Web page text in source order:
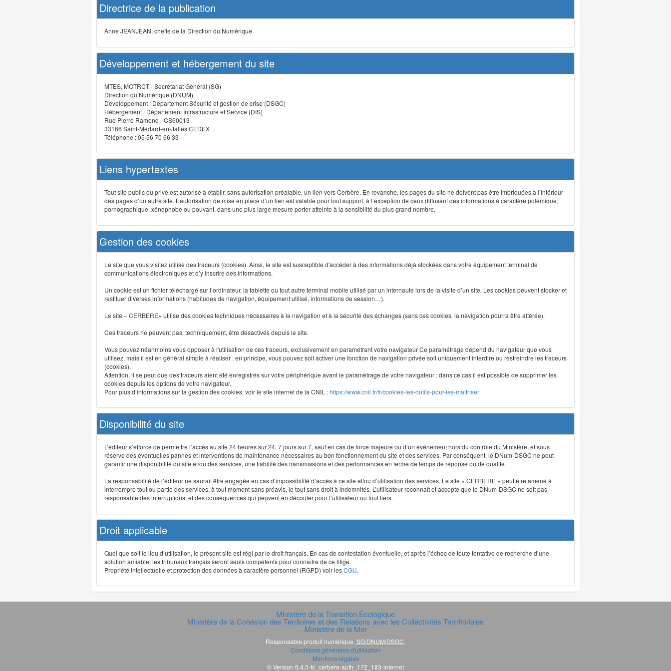
Directrice de la publication
Anne JEANJEAN, cheffe de la Direction du Numérique.
Développement et hébergement du site
MTES, MCTRCT - Secrétariat Général (SG)
Direction du Numérique (DNUM)
Développement : Département Sécurité et gestion de crise (DSGC)
Hébergement : Département Infrastructure et Service (DIS)
Rue Pierre Ramond - CS60013
33166 Saint-Médard-en-Jalles CEDEX
Téléphone : 05 56 70 66 33
Liens hypertextes
Tout site public ou privé est autorisé à établir, sans autorisation préalable, un lien vers Cerbère. En revanche, les pages du site ne doivent pas être imbriquées à l’intérieur
des pages d’un autre site. L’autorisation de mise en place d’un lien est valable pour tout support, à l’exception de ceux diffusant des informations à caractère polémique,
pornographique, xénophobe ou pouvant, dans une plus large mesure porter atteinte à la sensibilité du plus grand nombre.
Gestion des cookies
Le site que vous visitez utilise des traceurs (cookies). Ainsi, le site est susceptible d'accéder à des informations déjà stockées dans votre équipement terminal de
communications électroniques et d’y inscrire des informations.
Un cookie est un fichier téléchargé sur l’ordinateur, la tablette ou tout autre terminal mobile utilisé par un internaute lors de la visite d’un site. Les cookies peuvent stocker et
restituer diverses informations (habitudes de navigation, équipement utilisé, informations de session…).
Le site « CERBERE» utilise des cookies techniques nécessaires à la navigation et à la sécurité des échanges (sans ces cookies, la navigation pourra être altérée).
Ces traceurs ne peuvent pas, techniquement, être désactivés depuis le site.
Vous pouvez néanmoins vous opposer à l'utilisation de ces traceurs, exclusivement en paramétrant votre navigateur Ce paramétrage dépend du navigateur que vous
utilisez, mais il est en général simple à réaliser : en principe, vous pouvez soit activer une fonction de navigation privée soit uniquement interdire ou restreindre les traceurs
(cookies).
Attention, il se peut que des traceurs aient été enregistrés sur votre périphérique avant le paramétrage de votre navigateur : dans ce cas il est possible de supprimer les
cookies depuis les options de votre navigateur.
Pour plus d’informations sur la gestion des cookies, voir le site internet de la CNIL :https://www.cnil.fr/fr/cookies-les-outils-pour-les-maitriser
Disponibilité du site
L’éditeur s’efforce de permettre l’accès au site 24 heures sur 24, 7 jours sur 7, sauf en cas de force majeure ou d’un événement hors du contrôle du Ministère, et sous
réserve des éventuelles pannes et interventions de maintenance nécessaires au bon fonctionnement du site et des services. Par conséquent, le DNum-DSGC ne peut
garantir une disponibilité du site et/ou des services, une fiabilité des transmissions et des performances en terme de temps de réponse ou de qualité.
La responsabilité de l’éditeur ne saurait être engagée en cas d’impossibilité d’accès à ce site et/ou d’utilisation des services. Le site « CERBERE » peut être amené à
interrompre tout ou partie des services, à tout moment sans préavis, le tout sans droit à indemnités. L’utilisateur reconnaît et accepte que le DNum-DSGC ne soit pas
responsable des interruptions, et des conséquences qui peuvent en découler pour l’utilisateur ou tout tiers.
Droit applicable
Quel que soit le lieu d’utilisation, le présent site est régi par le droit français. En cas de contestation éventuelle, et après l’échec de toute tentative de recherche d’une
solution amiable, les tribunaux français seront seuls compétents pour connaître de ce litige.
Propriété intellectuelle et protection des données à caractère personnel (RGPD) voir lesCGU.
Ministère de la Transition Écologique
Ministère de la Cohésion des Territoires et des Relations avec les Collectivités Terrritoriales
Ministère de la Mer
Responsable produit numérique SG/DNUM/DSGC
Conditions générales d'utilisation
Mentions légales
© Version 6.4.5-tc_cerbere-auth_172_183-internet